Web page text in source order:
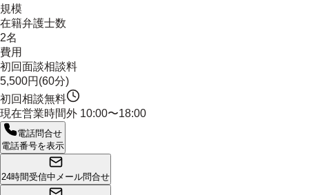
規模
在籍弁護士数
2名
費用
初回面談相談料
5,500円(60分)
初回相談無料
現在営業時間外 10:00〜18:00
電話問合せ
電話番号を表示
24時間受信中 メール問合せ